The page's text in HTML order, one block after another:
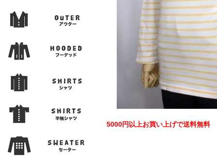
5000円以上お買い上げで送料無料